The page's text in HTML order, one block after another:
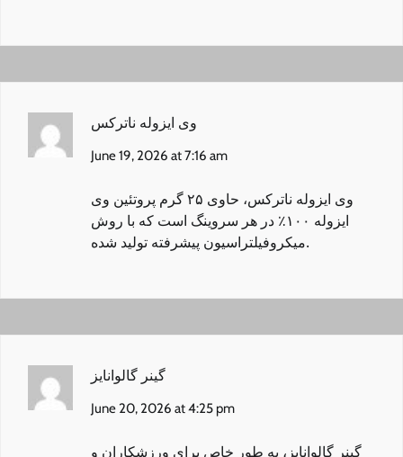
وی ایزوله ناترکس
June 19, 2026 at 7:16 am
وی ایزوله ناترکس
، حاوی ۲۵ گرم پروتئین وی
ایزوله ۱۰۰٪ در هر سروینگ است که با روش
میکروفیلتراسیون پیشرفته تولید شده.
گینر گالوانایز
June 20, 2026 at 4:25 pm
گینر گالوانایز ، به طور خاص برای ورزشکاران و